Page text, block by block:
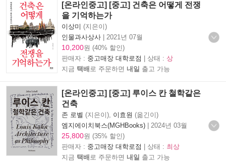
[온라인중고] [중고] 건축은 어떻게 전쟁
을 기억하는가
이상미 (지은이)
인물과사상사
2021년 07월
10,200원 (40% 할인)
판매자 : 중고매장 대학로점 | 상태 : 상
지금 택배 로 주문하면 내일 출고 가능
[온라인중고] [중고] 루이스 칸 철학같은
건축
존 로벨 (지은이), 이효원 (옮긴이)
엠지에이치북스(MGHBooks)
2024년 03월
25,800원 (35% 할인)
판매자 : 중고매장 대학로점 | 상태 : 최상
지금 택배 로 주문하면 내일 출고 가능